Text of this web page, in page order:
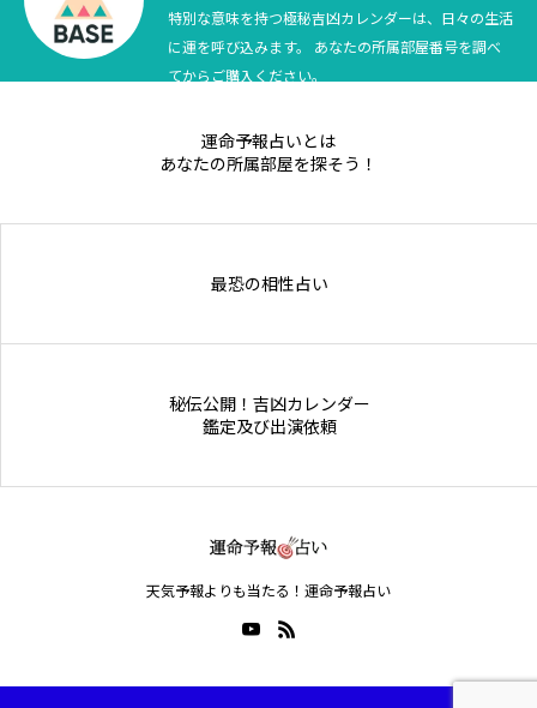
テニス四大大会・五輪
特別な意味を持つ極秘吉凶カレンダーは、日々の生活
に運を呼び込みます。 あなたの所属部屋番号を調べ
てからご購入ください。
運命予報占いとは
あなたの所属部屋を探そう！
最恐の相性占い
秘伝公開！吉凶カレンダー
鑑定及び出演依頼
天気予報よりも当たる！運命予報占い